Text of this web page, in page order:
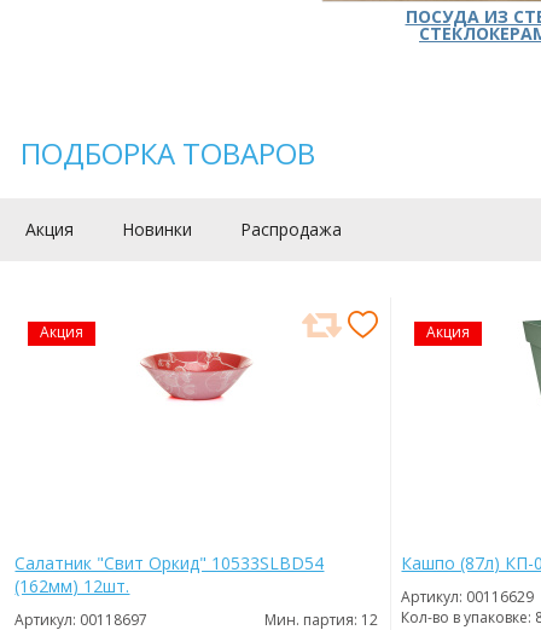
ПОСУДА ИЗ
ПОДБОРКА ТОВАРОВ
Акция Новинки Распродажа
Акция
Салатник "Свит Оркид" 10533SLBD54
(162мм) 12шт.
Артикул: 00118697
Мин. партия: 12
Акция
Кашпо (87л) КП-
Артикул: 00116629
Кол-во в упаковке: